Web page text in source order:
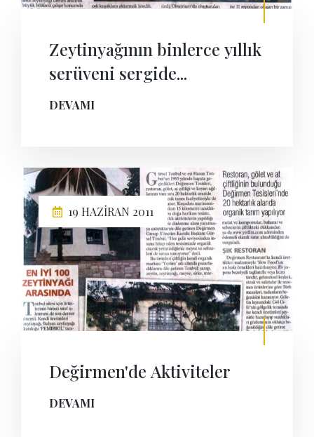
Zeytinyağının binlerce yıllık
serüveni sergide...
DEVAMI
19 HAZIRAN 2011
Değirmen'de Aktiviteler
DEVAMI